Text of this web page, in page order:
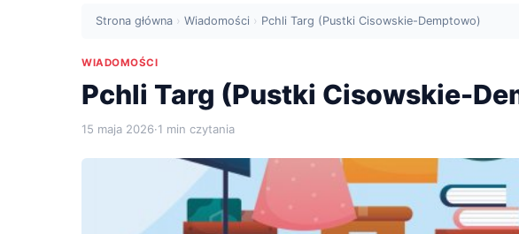
Strona główna › Wiadomości › Pchli Targ (Pustki Cisowskie-Demptowo)
WIADOMOŚCI
Pchli Targ (Pustki Cisowskie-
15 maja 2026·1 min czytania